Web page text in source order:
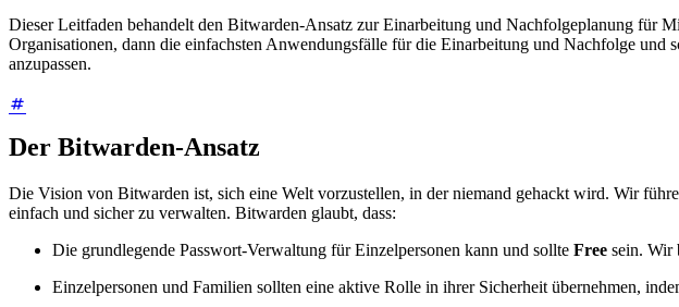
Dieser Leitfaden behandelt den Bitwarden-Ansatz zur Einarbeitung und Nachfolgeplanung für
Organisationen, dann die einfachsten Anwendungsfälle für die Einarbeitung und Nachfolge
anzupassen.
Der Bitwarden-Ansatz
Die Vision von Bitwarden ist, sich eine Welt vorzustellen, in der niemand gehackt wird. Wir
einfach und sicher zu verwalten. Bitwarden glaubt, dass:
Die grundlegende Passwort-Verwaltung für Einzelpersonen kann und sollte Free sein. Wir
Einzelpersonen und Familien sollten eine aktive Rolle in ihrer Sicherheit übernehmen,